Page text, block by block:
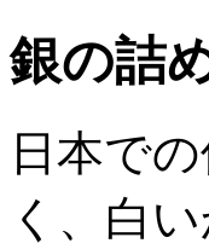
銀の詰
日本で
く、白